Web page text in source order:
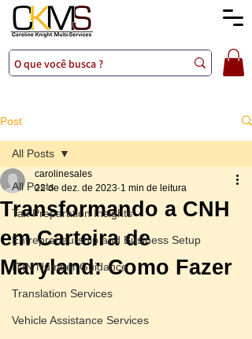
Post
All Posts
Tax Preparation Insights
Entrepreneurship and Business Setup
ITIN Number Guidance
Translation Services
Vehicle Assistance Services
All Posts
Transformando a CNH
em Carteira de
Maryland: Como Fazer
carolinesales
22 de dez. de 2023 1 min de leitura